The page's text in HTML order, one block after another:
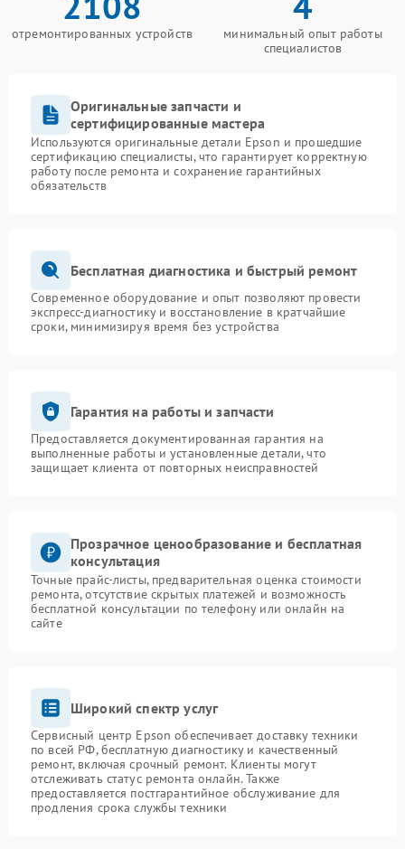
отремонтированных устройств
минимальный опыт работы
специалистов
Оригинальные запчасти и
сертифицированные мастера
Используются оригинальные детали Epson и прошедшие
сертификацию специалисты, что гарантирует корректную
работу после ремонта и сохранение гарантийных
обязательств
Бесплатная диагностика и быстрый ремонт
Современное оборудование и опыт позволяют провести
экспресс-диагностику и восстановление в кратчайшие
сроки, минимизируя время без устройства
Гарантия на работы и запчасти
Предоставляется документированная гарантия на
выполненные работы и установленные детали, что
защищает клиента от повторных неисправностей
Прозрачное ценообразование и бесплатная
консультация
Точные прайс-листы, предварительная оценка стоимости
ремонта, отсутствие скрытых платежей и возможность
бесплатной консультации по телефону или онлайн на
сайте
Широкий спектр услуг
Сервисный центр Epson обеспечивает доставку техники
по всей РФ, бесплатную диагностику и качественный
ремонт, включая срочный ремонт. Клиенты могут
отслеживать статус ремонта онлайн. Также
предоставляется постгарантийное обслуживание для
продления срока службы техники